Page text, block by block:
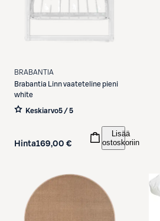
BRABANTIA
Brabantia
Linn vaateteline pieni
white
Keskiarvo5 / 5
Hinta169,00 €
Lisää
ostoskoriin